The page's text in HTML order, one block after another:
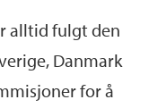
alltid fulgt den
Danmark
for å